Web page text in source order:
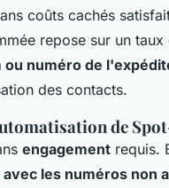
coûts cachés
repose sur un
ou numéro de
des contacts.
de
engagement requis.
avec les numéros non